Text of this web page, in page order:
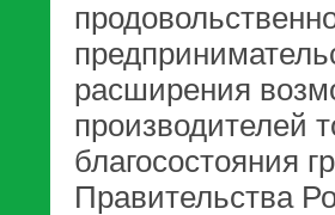
расширения
производителей
благосостояния
Правительства